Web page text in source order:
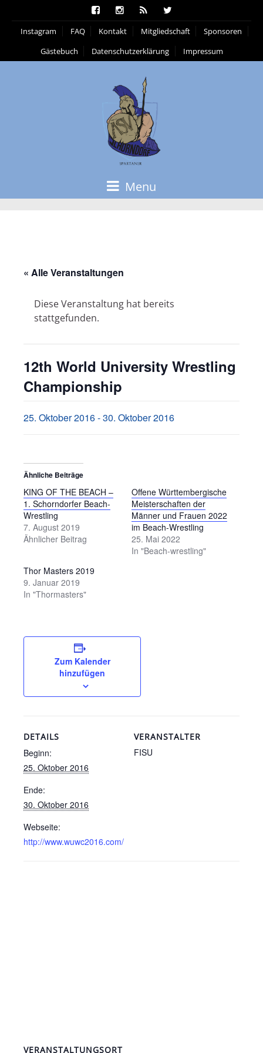
Instagram FAQ Kontakt Mitgliedschaft
Sponsoren
Gästebuch
Datenschutzerklärung Impressum
Menu
« Alle Veranstaltungen
Diese Veranstaltung hat bereits
stattgefunden.
12th World University Wrestling
Championship
25. Oktober 2016-30. Oktober 2016
Ähnliche Beiträge
KING OF THE BEACH –
1. Schorndorfer Beach-
Wrestling
7. August 2019
Ähnlicher Beitrag
Offene Württembergische
Meisterschaften der
Männer und Frauen 2022
im Beach-Wrestling
25. Mai 2022
In "Beach-wrestling"
Thor Masters 2019
9. Januar 2019
In "Thormasters"
Zum Kalender
hinzufügen
DETAILS
Beginn:
25. Oktober 2016
Ende:
30. Oktober 2016
Webseite:
http://www.wuwc2016.com/
VERANSTALTER
FISU
VERANSTALTUNGSORT